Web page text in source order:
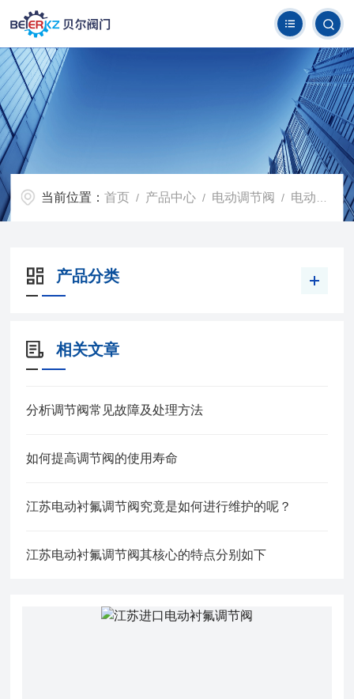
当前位置：首页 / 产品中心 / 电动调节阀 / 电动衬氟调节阀
产品分类
相关文章
分析调节阀常见故障及处理方法
如何提高调节阀的使用寿命
江苏电动衬氟调节阀究竟是如何进行维护的呢？
江苏电动衬氟调节阀其核心的特点分别如下